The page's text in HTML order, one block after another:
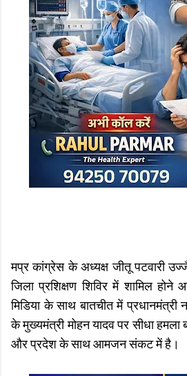
मप्र कांग्रेस के अध्यक्ष जीतू पटवारी
जिला प्रशिक्षण शिविर में शामिल
मिडिया के साथ बातचीत में प्रधानमंत्री
के मुख्यमंत्री मोहन यादव पर सीधा
और प्रदेश के साथ आमजन संकट में है।